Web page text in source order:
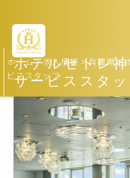
ホテルセトレ
サービススタッ
ホーム>求人情報 >兵庫県>
ビススタッフ